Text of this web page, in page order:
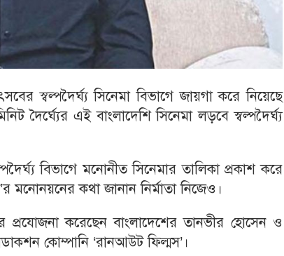
স্বল্পদৈর্ঘ্য সিনেমা বিভাগে জায়গা করে নিয়েছে
দৈর্ঘ্যের এই বাংলাদেশি সিনেমা লড়বে স্বল্পদৈর্ঘ্য
বিভাগে মনোনীত সিনেমার তালিকা প্রকাশ করে
মনোনয়নের কথা জানান নির্মাতা নিজেও।
প্রযোজনা করেছেন বাংলাদেশের তানভীর হোসেন ও
কোম্পানি ‘রানআউট ফিল্মস’।